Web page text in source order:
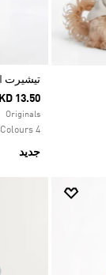
تيشيرت PET CALI
KD 13.50
Originals
4 Colours
جديد